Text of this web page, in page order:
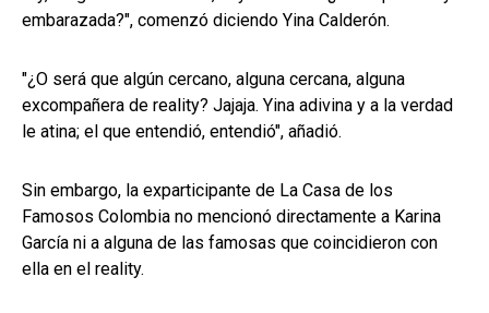
embarazada?", comenzó diciendo Yina Calderón.
"¿O será que algún cercano, alguna cercana, alguna
excompañera de reality? Jajaja. Yina adivina y a la verdad
le atina; el que entendió, entendió", añadió.
Sin embargo, la exparticipante de La Casa de los
Famosos Colombia no mencionó directamente a Karina
García ni a alguna de las famosas que coincidieron con
ella en el reality.